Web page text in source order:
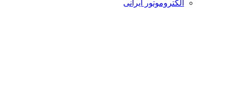
الکتروموتور ایرانی